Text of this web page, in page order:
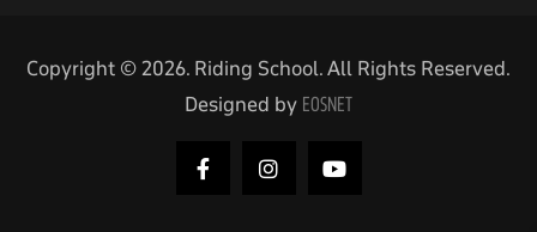
Copyright © 2026. Riding School. All Rights Reserved.
Designed by EOSNET